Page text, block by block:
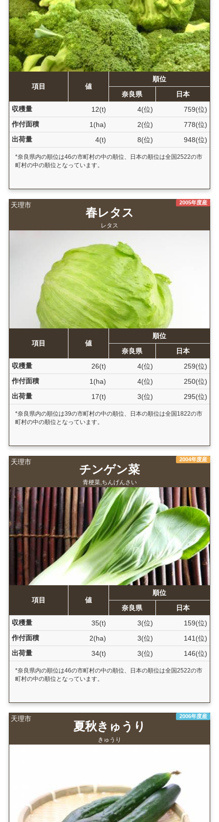
項目 値
順位
奈良県
日本
収穫量
12(t) 4(位)
759(位)
作付面積
1(ha) 2(位)
778(位)
出荷量
4(t) 8(位) 948(位)
*奈良県内の順位は46の市町村の中の順位、日本の順位は全国2522の市
町村の中の順位となっています。
天理市 2005年度産
春レタス
レタス
項目 値
順位
奈良県
日本
収穫量
26(t) 4(位)
259(位)
作付面積
1(ha) 4(位)
250(位)
出荷量
17(t) 3(位) 295(位)
*奈良県内の順位は39の市町村の中の順位、日本の順位は全国1822の市
町村の中の順位となっています。
天理市 2004年度産
チンゲン菜
青梗菜,ちんげんさい
項目 値
順位
奈良県
日本
収穫量
35(t) 3(位)
159(位)
作付面積
2(ha) 3(位)
141(位)
出荷量
34(t) 3(位) 146(位)
*奈良県内の順位は46の市町村の中の順位、日本の順位は全国2522の市
町村の中の順位となっています。
天理市 2006年度産
夏秋きゅうり
きゅうり